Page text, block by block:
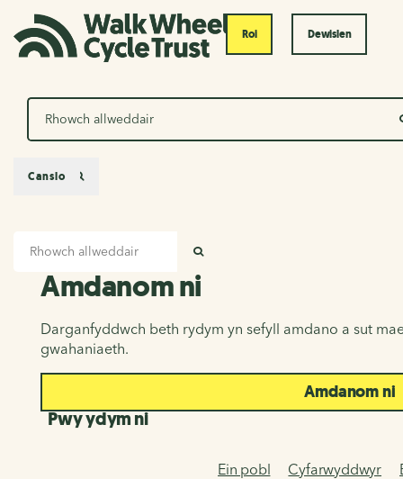
Roi Dewislen
Chwilio
Amdanom ni
Amdanom ni
Darganfyddwch beth rydym yn sefyll amdano a sut
gwahaniaeth.
Amdanom ni
Pwy ydym ni
Ein pobl Cyfarwyddwyr
Canslo